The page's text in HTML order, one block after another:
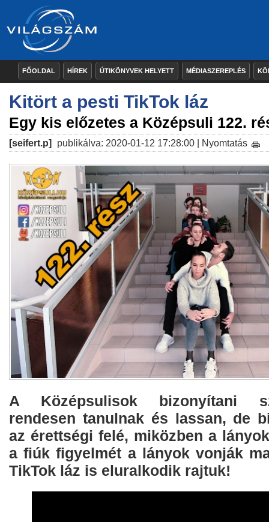
FŐOLDAL HÍREK ÚTIKÖNYVEK HELYETT MÉDIASZEREPLÉS
Kitört a pesti TikTok láz
Egy kis előzetes a Középsuli 122.
[seifert.p] publikálva: 2020-01-12 17:28:00 | Nyomtatás
A Középsulisok bizonyítani
rendesen tanulnak és lassan, de
az érettségi felé, miközben a
a fiúk figyelmét a lányok vonják
TikTok láz is eluralkodik rajtuk!